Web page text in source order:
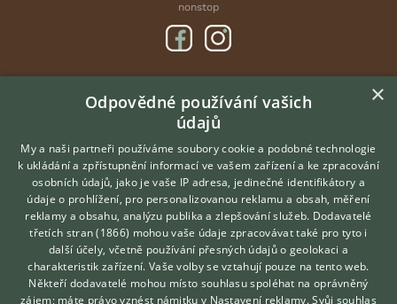
nonstop
DOMOVSKÁ STRÁNKA
INZERCE
DISKUSE
ČLÁNKY
O nás
Kontakt
Možnosti zvýraznění inzerátů
Podmínky užití
Hledáte zvířecího kamaráda?
Zdarma vám poradí
VETERINÁŘ ONLINE
KONZULTOVAT S
×
Odpovědné používání vašich
údajů
My a naši partneři používáme soubory cookie a podobné technologie
k ukládání a zpřístupnění informací ve vašem zařízení a ke zpracování
osobních údajů, jako je vaše IP adresa, jedinečné identifikátory a
údaje o prohlížení, pro personalizovanou reklamu a obsah, měření
reklamy a obsahu, analýzu publika a zlepšování služeb. Dodavatelé
třetích stran (1866) mohou vaše údaje zpracovávat také pro tyto i
další účely, včetně používání přesných údajů o geolokaci a
charakteristik zařízení. Vaše volby se vztahují pouze na tento web.
Někteří dodavatelé mohou místo souhlasu spoléhat na oprávněný
zájem; máte právo vznést námitku v Nastavení reklamy. Svůj souhlas